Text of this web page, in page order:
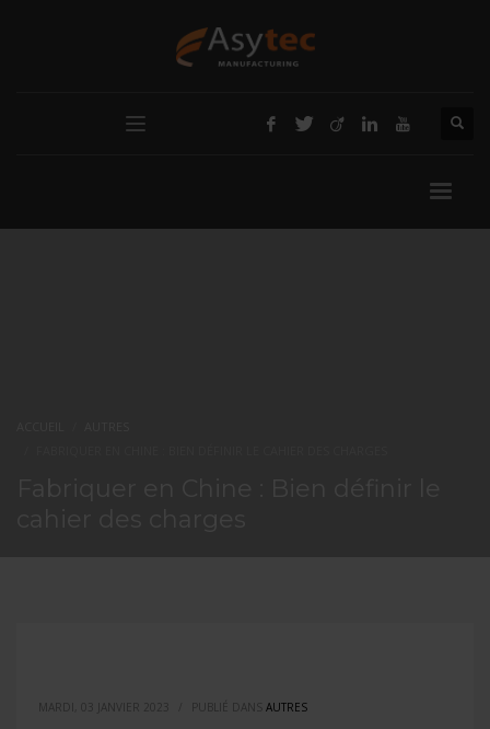
MARDI, 03 JANVIER 2023 PUBLIÉ DANS AUTRES